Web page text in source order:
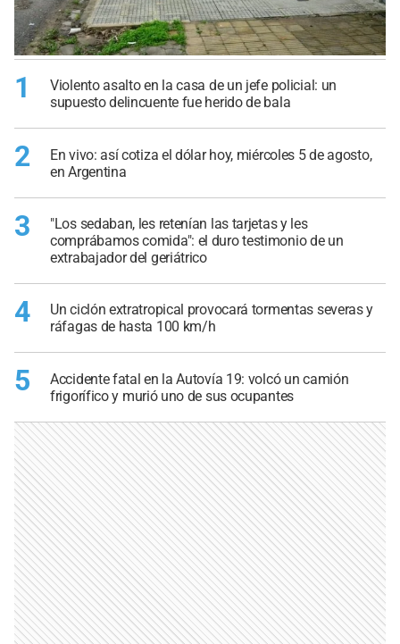
1
Violento asalto en la casa de un jefe policial: un
supuesto delincuente fue herido de bala
2
En vivo: así cotiza el dólar hoy, miércoles 5 de agosto,
en Argentina
3
"Los sedaban, les retenían las tarjetas y les
comprábamos comida": el duro testimonio de un
extrabajador del geriátrico
4
Un ciclón extratropical provocará tormentas severas y
ráfagas de hasta 100 km/h
5
Accidente fatal en la Autovía 19: volcó un camión
frigorífico y murió uno de sus ocupantes